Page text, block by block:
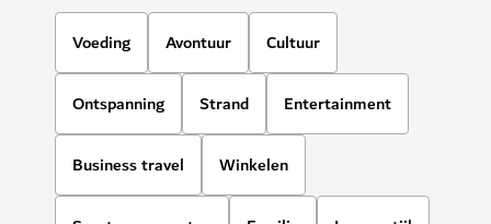
Voeding Avontuur Cultuur
Ontspanning Strand Entertainment
Business travel Winkelen